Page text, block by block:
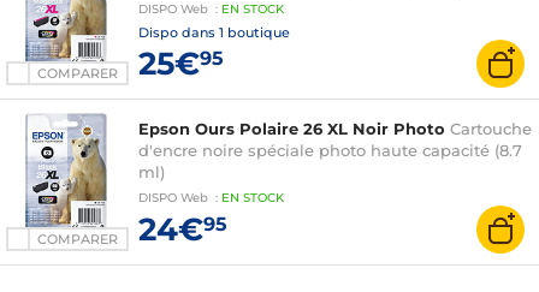
COMPARER
DISPO Web : EN STOCK
Dispo dans 1 boutique
25€95
COMPARER
Epson Ours Polaire 26 XL Noir Photo Cartouche
d'encre noire spéciale photo haute capacité (8.7
ml)
DISPO Web : EN STOCK
24€95